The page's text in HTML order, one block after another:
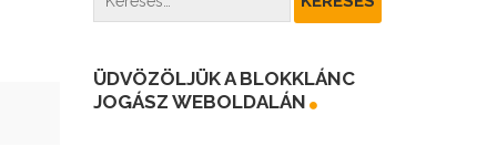
ÜDVÖZÖLJÜK A BLOKKLÁNC
JOGÁSZ WEBOLDALÁN